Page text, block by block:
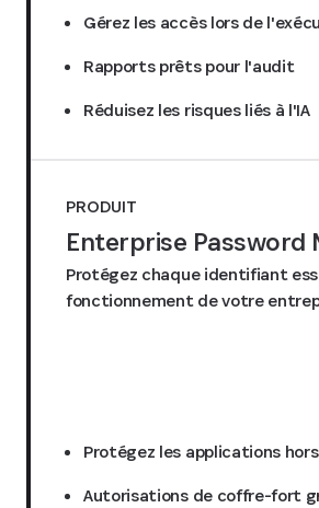
Gérez les accès lors de
Rapports prêts pour l'audit
Réduisez les risques liés à l'IA
PRODUIT
Enterprise Password
Protégez chaque identifiant
fonctionnement de votre
Protégez les applications hors
Autorisations de coffre-fort